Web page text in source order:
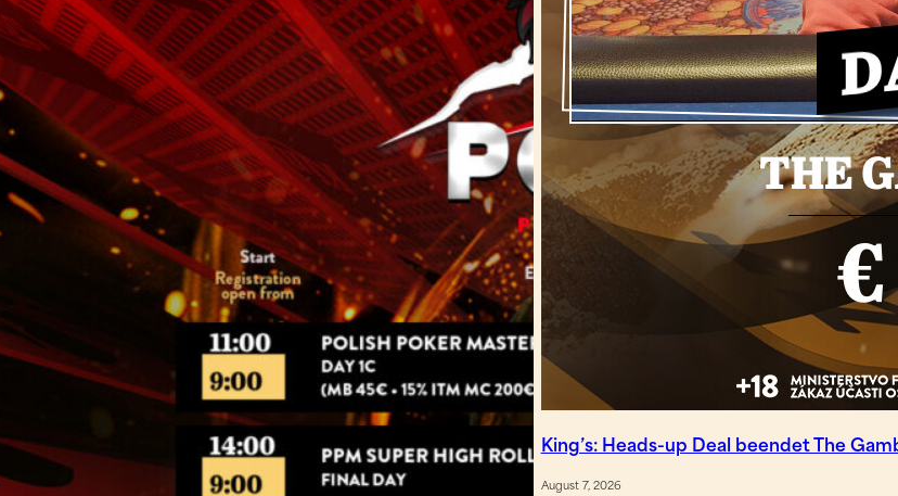
King’s: Heads-up Deal beendet The
August 7, 2026